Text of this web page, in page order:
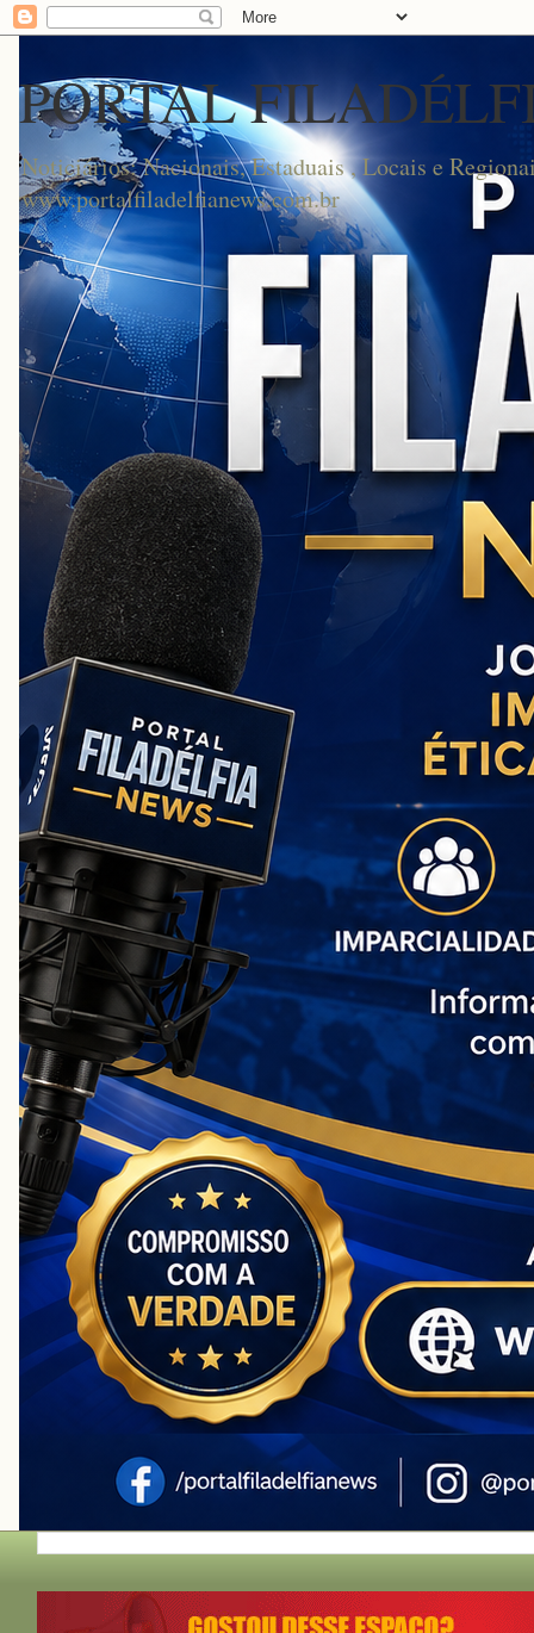
PORTAL
Noticiários: Nacionais, Estaduais , Locais e
www.portalfiladelfianews.com.br